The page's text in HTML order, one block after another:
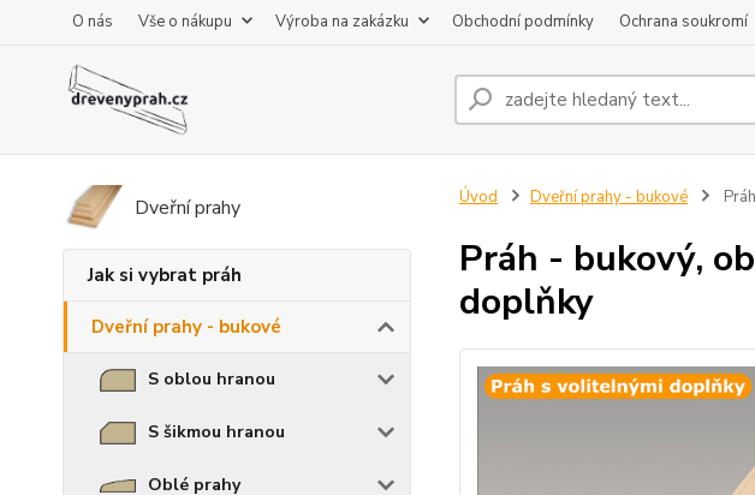
O nás Vše o nákupu Výroba na zakázku Obchodní podmínky Ochrana soukromí
Dveřní prahy
Jak si vybrat práh
Dveřní prahy - bukové
S oblou hranou
S šikmou hranou
Oblé prahy
Úvod Dveřní prahy - bukové
Práh - bukový,
doplňky